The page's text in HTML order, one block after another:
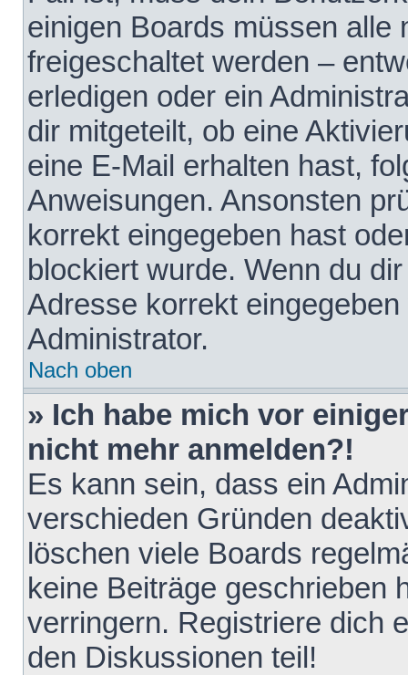
einigen Boards müssen alle
freigeschaltet werden –
erledigen oder ein
dir mitgeteilt, ob eine
eine E-Mail erhalten hast,
Anweisungen. Ansonsten
korrekt eingegeben hast
blockiert wurde. Wenn du
Adresse korrekt
Administrator.
Nach oben
» Ich habe mich vor
nicht mehr anmelden?!
Es kann sein, dass ein
verschieden Gründen
löschen viele Boards
keine Beiträge geschrieben
verringern. Registriere dich
den Diskussionen teil!